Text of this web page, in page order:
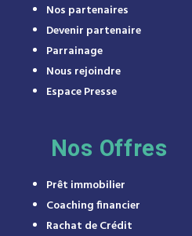
Nos partenaires
Devenir partenaire
Parrainage
Nous rejoindre
Espace Presse
Nos Offres
Prêt immobilier
Coaching financier
Rachat de Crédit